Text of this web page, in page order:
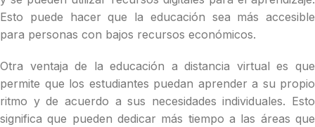
Esto puede hacer que la educación sea más accesible
para personas con bajos recursos económicos.
Otra ventaja de la educación a distancia virtual es que
permite que los estudiantes puedan aprender a su propio
ritmo y de acuerdo a sus necesidades individuales. Esto
significa que pueden dedicar más tiempo a las áreas que